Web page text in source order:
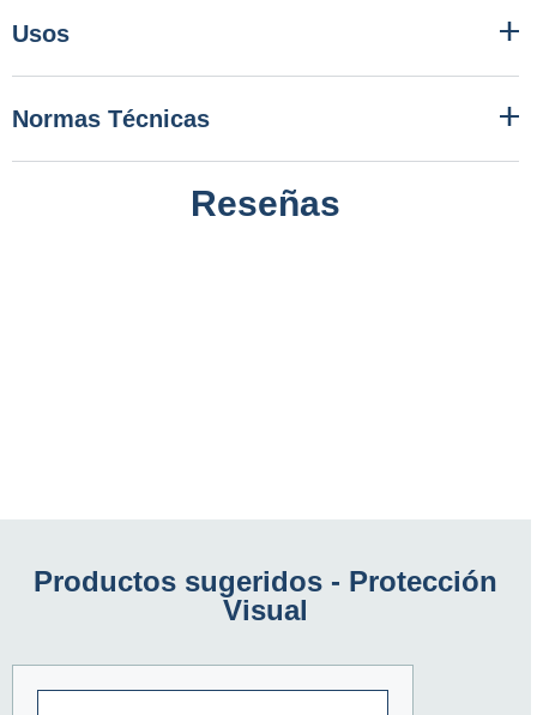
Usos
Normas Técnicas
Reseñas
Productos sugeridos - Protección
Visual